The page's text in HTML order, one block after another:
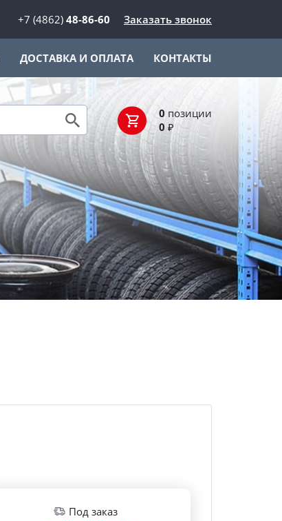
+7 (4862) 48-86-60 Заказать звонок
ДОСТАВКА И ОПЛАТА КОНТАКТЫ
0 позиции
0 ₽
Под заказ